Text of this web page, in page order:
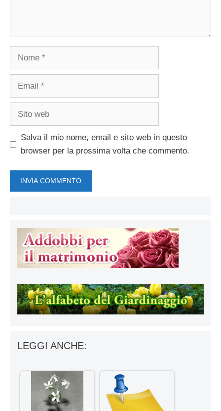
Nome
Email
Sito
Salva il mio nome, email e sito web in questo
browser per la prossima volta che commento.
LEGGI ANCHE: